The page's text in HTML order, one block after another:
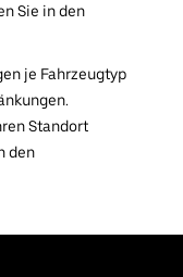
Sie in den
je Fahrzeugtyp
Standort
den